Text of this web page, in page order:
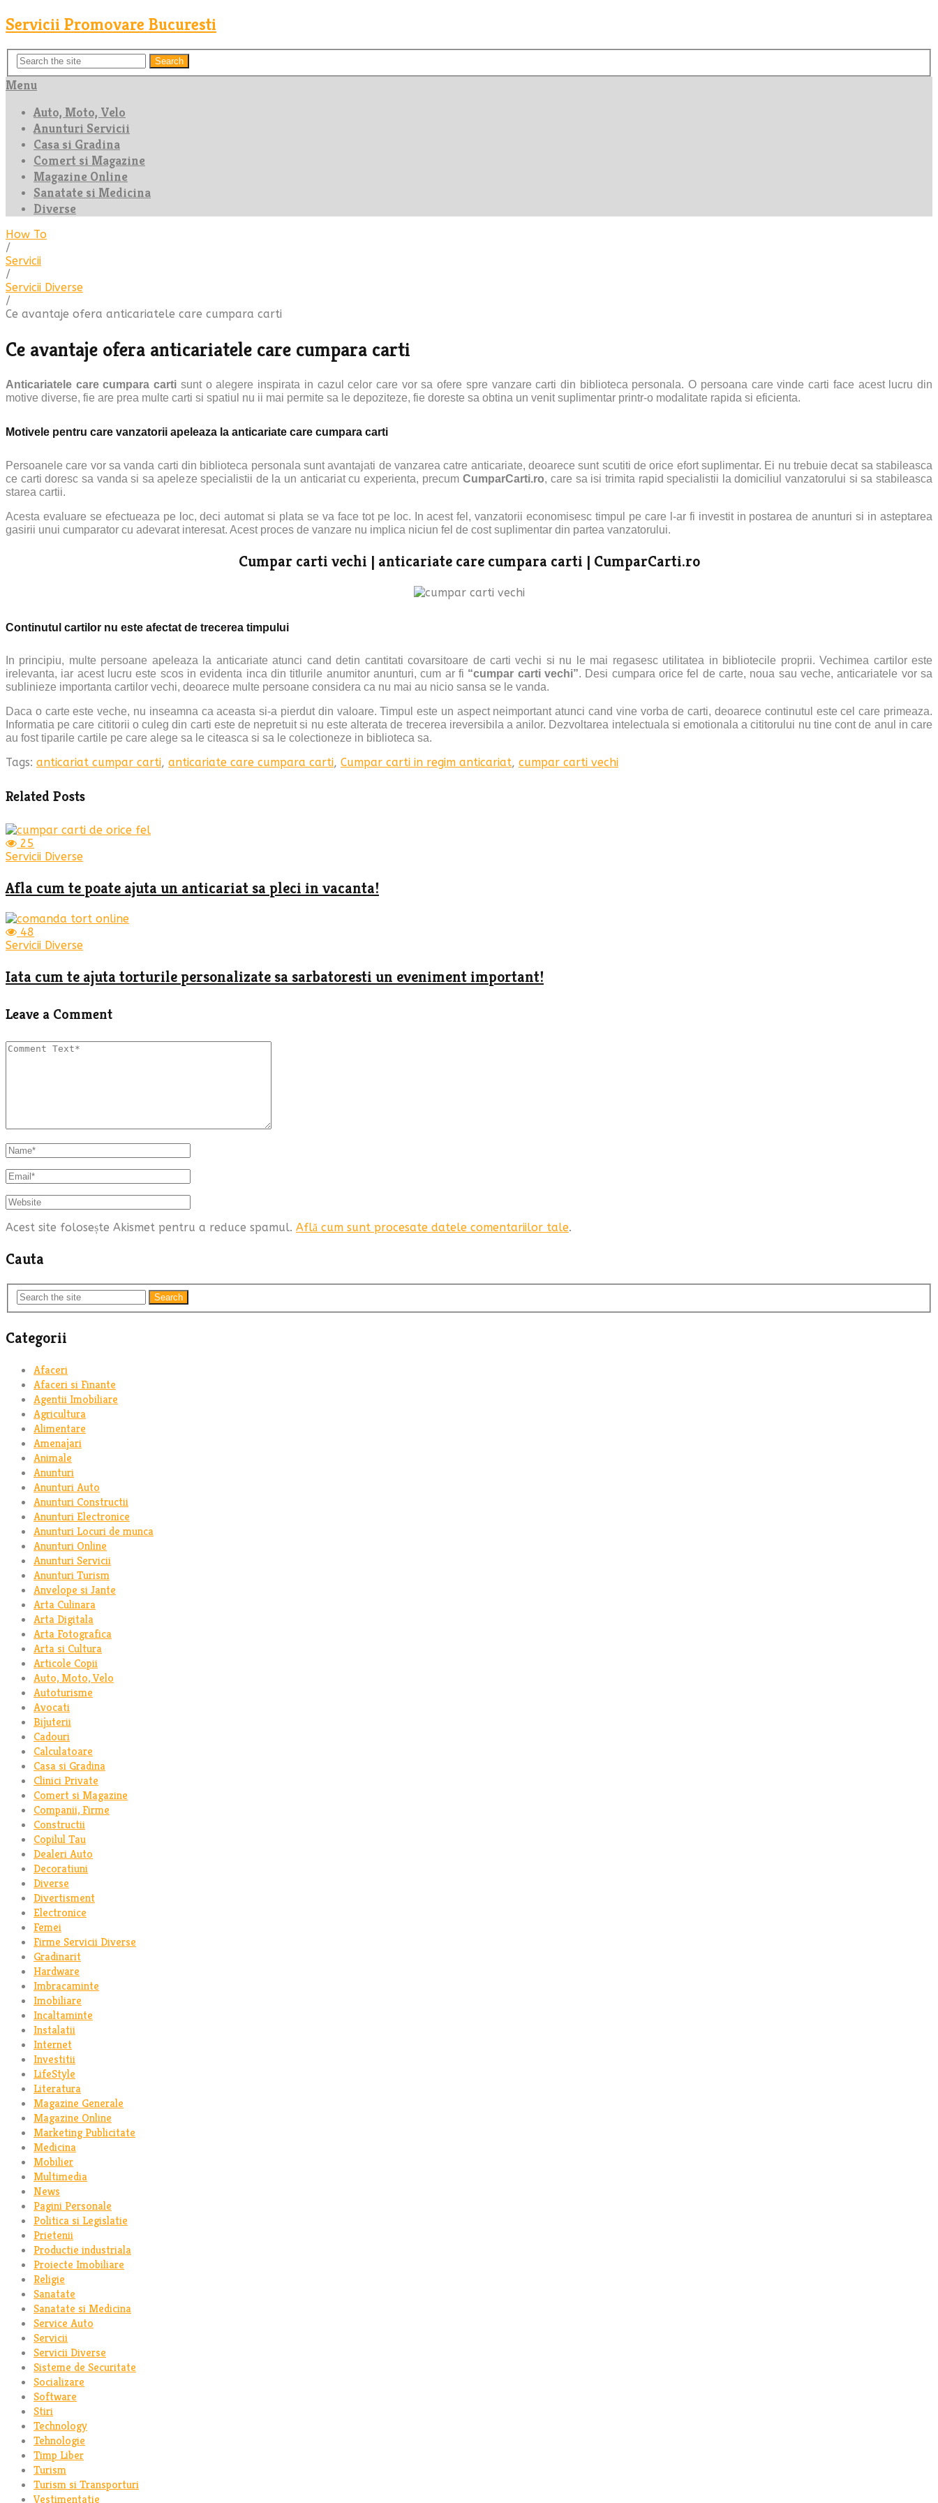
Servicii Promovare Bucuresti
Search
Menu
Auto, Moto, Velo
Anunturi Servicii
Casa si Gradina
Comert si Magazine
Magazine Online
Sanatate si Medicina
Diverse
How To
/
Servicii
/
Servicii Diverse
/
Ce avantaje ofera anticariatele care cumpara carti
Ce avantaje ofera anticariatele care cumpara carti
Anticariatele care cumpara carti sunt o alegere inspirata in cazul celor care vor sa ofere spre vanzare carti din biblioteca personala.O persoana care vinde carti face acest lucru din
motive diverse, fie are prea multe carti si spatiul nu ii mai permite sa le depoziteze, fie doreste sa obtina un venit suplimentar printr-o modalitate rapida si eficienta.
Motivele pentru care vanzatorii apeleaza la anticariate care cumpara carti
Persoanele care vor sa vanda carti din biblioteca personala sunt avantajati de vanzarea catre anticariate, deoarece sunt scutiti de orice efort suplimentar. Ei nu trebuie decat sa stabileasca
ce carti doresc sa vanda si sa apeleze specialistii de la un anticariat cu experienta, precum CumparCarti.ro, care sa isi trimita rapid specialistii la domiciliul vanzatorului si sa stabileasca
starea cartii.
Acesta evaluare se efectueaza pe loc, deci automat si plata se va face tot pe loc. In acest fel, vanzatorii economisesc timpul pe care l-ar fi investit in postarea de anunturi si in asteptarea
gasirii unui cumparator cu adevarat interesat. Acest proces de vanzare nu implica niciun fel de cost suplimentar din partea vanzatorului.
Cumpar carti vechi | anticariate care cumpara carti | CumparCarti.ro
Continutul cartilor nu este afectat de trecerea timpului
In principiu, multe persoane apeleaza la anticariate atunci cand detin cantitati covarsitoare de carti vechi si nu le mai regasesc utilitatea in bibliotecile proprii. Vechimea cartilor este
irelevanta, iar acest lucru este scos in evidenta inca din titlurile anumitor anunturi, cum ar fi “cumpar carti vechi”. Desi cumpara orice fel de carte, noua sau veche, anticariatele vor sa
sublinieze importanta cartilor vechi, deoarece multe persoane considera ca nu mai au nicio sansa se le vanda.
Daca o carte este veche, nu inseamna ca aceasta si-a pierdut din valoare. Timpul este un aspect neimportant atunci cand vine vorba de carti, deoarece continutul este cel care primeaza.
Informatia pe care cititorii o culeg din carti este de nepretuit si nu este alterata de trecerea ireversibila a anilor. Dezvoltarea intelectuala si emotionala a cititorului nu tine cont de anul in care
au fost tiparile cartile pe care alege sa le citeasca si sa le colectioneze in biblioteca sa.
Tags: anticariat cumpar carti, anticariate care cumpara carti, Cumpar carti in regim anticariat, cumpar carti vechi
Related Posts
25
Servicii Diverse
Afla cum te poate ajuta un anticariat sa pleci in vacanta!
48
Servicii Diverse
Iata cum te ajuta torturile personalizate sa sarbatoresti un eveniment important!
Leave a Comment
Acest site folosește Akismet pentru a reduce spamul. Află cum sunt procesate datele comentariilor tale.
Cauta
Search
Categorii
Afaceri
Afaceri si Finante
Agentii Imobiliare
Agricultura
Alimentare
Amenajari
Animale
Anunturi
Anunturi Auto
Anunturi Constructii
Anunturi Electronice
Anunturi Locuri de munca
Anunturi Online
Anunturi Servicii
Anunturi Turism
Anvelope si Jante
Arta Culinara
Arta Digitala
Arta Fotografica
Arta si Cultura
Articole Copii
Auto, Moto, Velo
Autoturisme
Avocati
Bijuterii
Cadouri
Calculatoare
Casa si Gradina
Clinici Private
Comert si Magazine
Companii, Firme
Constructii
Copilul Tau
Dealeri Auto
Decoratiuni
Diverse
Divertisment
Electronice
Femei
Firme Servicii Diverse
Gradinarit
Hardware
Imbracaminte
Imobiliare
Incaltaminte
Instalatii
Internet
Investitii
LifeStyle
Literatura
Magazine Generale
Magazine Online
Marketing Publicitate
Medicina
Mobilier
Multimedia
News
Pagini Personale
Politica si Legislatie
Prietenii
Productie industriala
Proiecte Imobiliare
Religie
Sanatate
Sanatate si Medicina
Service Auto
Servicii
Servicii Diverse
Sisteme de Securitate
Socializare
Software
Stiri
Technology
Tehnologie
Timp Liber
Turism
Turism si Transporturi
Vestimentatie